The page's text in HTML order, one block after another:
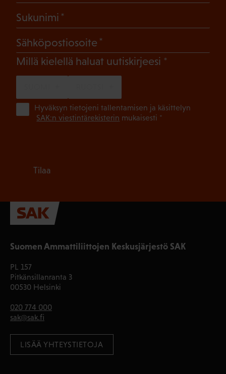
Suomen Ammattiliittojen Keskusjärjestö SAK
PL 157
Pitkänsillanranta 3
00530 Helsinki
020 774 000
sak@sak.fi
LISÄÄ YHTEYSTIETOJA
Sukunimi
Sähköpostiosoite
Millä kielellä haluat uutiskirjeesi (Pakollinen)
Hyväksyn tietojeni tallentamisen ja käsittelyn
SAK:n viestintärekisterin mukaisesti *
Tilaa